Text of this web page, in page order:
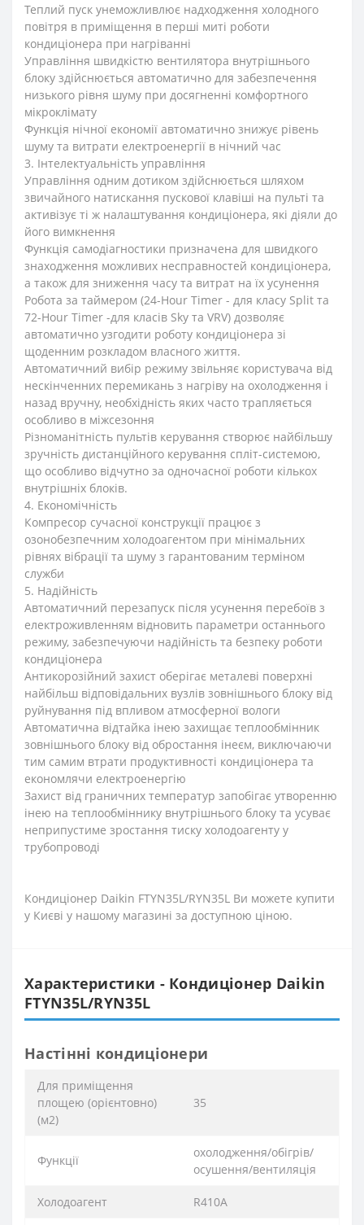
Теплий пуск унеможливлює надходження холодного
повітря в приміщення в перші миті роботи
кондиціонера при нагріванні
Управління швидкістю вентилятора внутрішнього
блоку здійснюється автоматично для забезпечення
низького рівня шуму при досягненні комфортного
мікроклімату
Функція нічної економії автоматично знижує рівень
шуму та витрати електроенергії в нічний час
3. Інтелектуальність управління
Управління одним дотиком здійснюється шляхом
звичайного натискання пускової клавіші на пульті та
активізує ті ж налаштування кондиціонера, які діяли до
його вимкнення
Функція самодіагностики призначена для швидкого
знаходження можливих несправностей кондиціонера,
а також для зниження часу та витрат на їх усунення
Робота за таймером (24-Hour Timer - для класу Split та
72-Hour Timer -для класів Sky та VRV) дозволяє
автоматично узгодити роботу кондиціонера зі
щоденним розкладом власного життя.
Автоматичний вибір режиму звільняє користувача від
нескінченних перемикань з нагріву на охолодження і
назад вручну, необхідність яких часто трапляється
особливо в міжсезоння
Різноманітність пультів керування створює найбільшу
зручність дистанційного керування спліт-системою,
що особливо відчутно за одночасної роботи кількох
внутрішніх блоків.
4. Економічність
Компресор сучасної конструкції працює з
озонобезпечним холодоагентом при мінімальних
рівнях вібрації та шуму з гарантованим терміном
служби
5. Надійність
Автоматичний перезапуск після усунення перебоїв з
електроживленням відновить параметри останнього
режиму, забезпечуючи надійність та безпеку роботи
кондиціонера
Антикорозійний захист оберігає металеві поверхні
найбільш відповідальних вузлів зовнішнього блоку від
руйнування під впливом атмосферної вологи
Автоматична відтайка інею захищає теплообмінник
зовнішнього блоку від обростання інеєм, виключаючи
тим самим втрати продуктивності кондиціонера та
економлячи електроенергію
Захист від граничних температур запобігає утворенню
інею на теплообміннику внутрішнього блоку та усуває
неприпустиме зростання тиску холодоагенту у
трубопроводі
Кондиціонер Daikin FTYN35L/RYN35L Ви можете купити
у Києві у нашому магазині за доступною ціною.
Характеристики - Кондиціонер Daikin
FTYN35L/RYN35L
Настінні кондиціонери
Для приміщення
площею (орієнтовно)
(м2)
35
Функції
охолодження/обігрів/
осушення/вентиляція
Xолодоагент R410А